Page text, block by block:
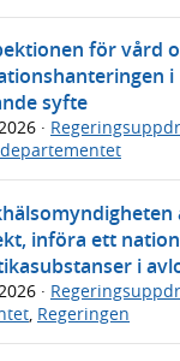
för vård
i
syfte
·
införa ett
i
·
Regeringen